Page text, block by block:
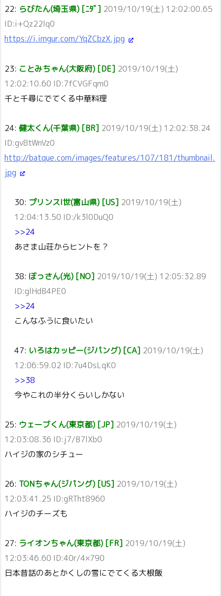
22: らびたん(埼玉県) [ﾆﾀﾞ] 2019/10/19(土) 12:02:00.65
ID:i+Qz22lq0
https://i.imgur.com/YqZCbzX.jpg
23: ことみちゃん(大阪府) [DE] 2019/10/19(土)
12:02:10.60 ID:7fCVGFqm0
千と千尋にでてくる中華料理
24: 健太くん(千葉県) [BR] 2019/10/19(土) 12:02:38.24
ID:gv8tWnVz0
http://batque.com/images/features/107/181/thumbnail.
jpg
30: プリンスI世(富山県) [US] 2019/10/19(土)
12:04:13.50 ID:/k3l0DuQ0
>>24
あさま山荘からヒントを？
38: ぼっさん(光) [NO] 2019/10/19(土) 12:05:32.89
ID:glHdB4PE0
>>24
こんなふうに食いたい
47: いろはカッピー(ジパング) [CA] 2019/10/19(土)
12:06:59.02 ID:7u4DsLqK0
>>38
今やこれの半分くらいしかない
25: ウェーブくん(東京都) [JP] 2019/10/19(土)
12:03:08.36 ID:j7/B7lXb0
ハイジの家のシチュー
26: TONちゃん(ジパング) [US] 2019/10/19(土)
12:03:41.25 ID:gRTht8960
ハイジのチーズも
27: ライオンちゃん(東京都) [FR] 2019/10/19(土)
12:03:46.60 ID:40r/4×790
日本昔話のあとかくしの雪にでてくる大根飯